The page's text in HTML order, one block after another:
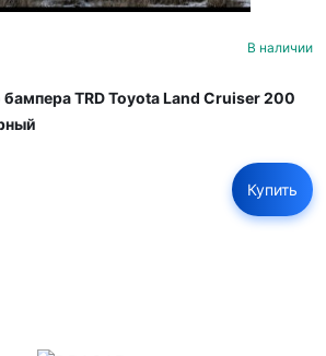
В наличии
бампера TRD Toyota Land Cruiser 200
Купить